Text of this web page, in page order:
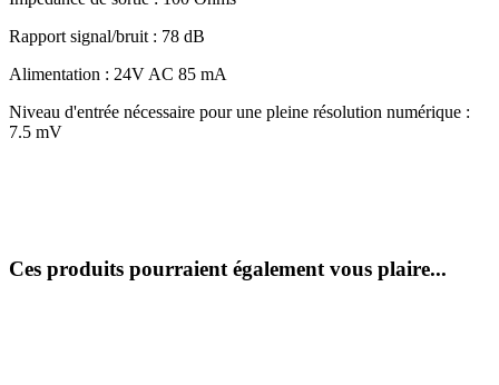
Rapport signal/bruit : 78 dB
Alimentation : 24V AC 85 mA
Niveau d'entrée nécessaire pour une pleine résolution numérique :
7.5 mV
Ces produits pourraient également vous plaire...